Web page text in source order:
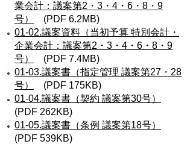
業会計：議案第2・3・4・6・8・9
号）
(PDF 6.2MB)
01-02.議案資料（当初予算 特別会計・
企業会計：議案第2・3・4・6・8・9
号）
(PDF 7.4MB)
01-03.議案書（指定管理 議案第27・28
号）
(PDF 175KB)
01-04.議案書（契約 議案第30号）
(PDF 262KB)
01-05.議案書（条例 議案第18号）
(PDF 539KB)